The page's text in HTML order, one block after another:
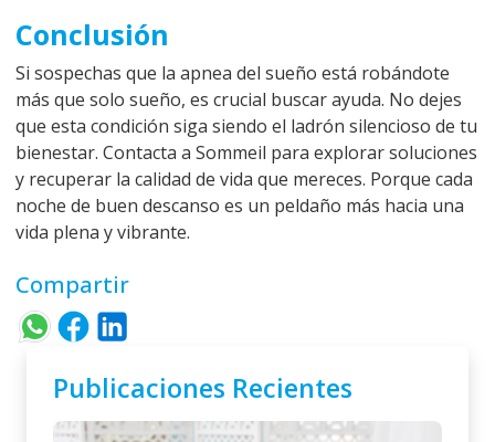
Conclusión
Si sospechas que la apnea del sueño está robándote
más que solo sueño, es crucial buscar ayuda. No dejes
que esta condición siga siendo el ladrón silencioso de tu
bienestar. Contacta a Sommeil para explorar soluciones
y recuperar la calidad de vida que mereces. Porque cada
noche de buen descanso es un peldaño más hacia una
vida plena y vibrante.
Compartir
Publicaciones Recientes